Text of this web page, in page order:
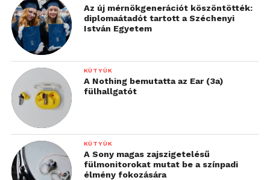
Az új mérnökgenerációt köszöntötték:
diplomaátadót tartott a Széchenyi
István Egyetem
KÜTYÜK
A Nothing bemutatta az Ear (3a)
fülhallgatót
KÜTYÜK
A Sony magas zajszigetelésű
fülmonitorokat mutat be a színpadi
élmény fokozására